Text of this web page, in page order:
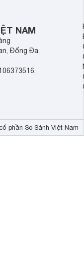
sánh Honda
NAM
Đống Đa,
phần So Sánh Việt Nam